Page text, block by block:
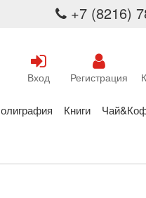
+7 (8216)
Вход Регистрация
Книги